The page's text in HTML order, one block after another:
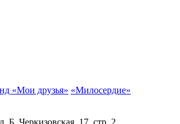
«Мои друзья» «Милосердие»
Б. Черкизовская, 17, стр. 2